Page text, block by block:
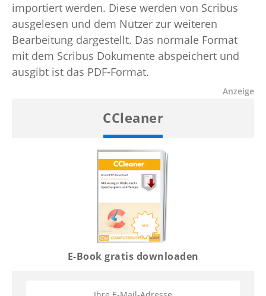
importiert werden. Diese werden von Scribus
ausgelesen und dem Nutzer zur weiteren
Bearbeitung dargestellt. Das normale Format
mit dem Scribus Dokumente abspeichert und
ausgibt ist das PDF-Format.